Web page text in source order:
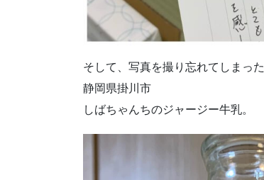
そして、写真を撮り忘れてしまった
静岡県掛川市
しばちゃんちのジャージー牛乳。